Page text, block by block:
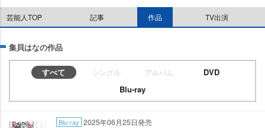
芸能人TOP 記事 作品 TV出演
集貝はなの作品
すべて シングル アルバム
DVD
Blu-ray
Blu-ray 2025年06月25日発売